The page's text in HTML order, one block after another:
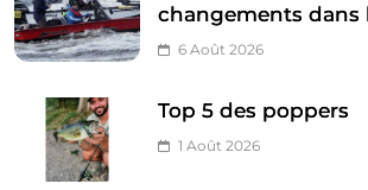
changements dans
6 Août 2026
Top 5 des poppers
1 Août 2026